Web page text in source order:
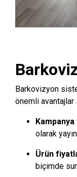
Barkovizyon
önemli avantajlar
olarak
Ürün
biçimde